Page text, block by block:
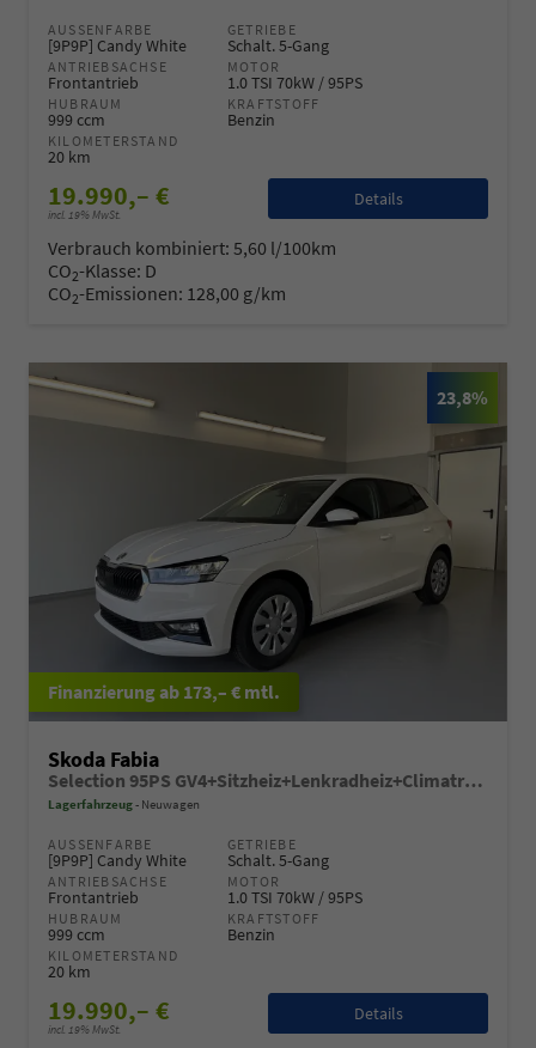
AUSSENFARBE
[9P9P] Candy White
GETRIEBE
Schalt. 5-Gang
ANTRIEBSACHSE
Frontantrieb
MOTOR
1.0 TSI 70kW / 95PS
HUBRAUM
999 ccm
KRAFTSTOFF
Benzin
KILOMETERSTAND
20 km
19.990,– €
incl. 19% MwSt.
Details
Verbrauch kombiniert: 5,60 l/100km
CO2-Klasse: D
CO2-Emissionen: 128,00 g/km
23,8%
ab 173,– € mtl.
Skoda Fabia
Selection 95PS GV4+Sitzheiz+Lenkradheiz+Climatronic+Sunset+AppConnect+PDC
Lagerfahrzeug Neuwagen
AUSSENFARBE
[9P9P] Candy White
GETRIEBE
Schalt. 5-Gang
ANTRIEBSACHSE
Frontantrieb
MOTOR
1.0 TSI 70kW / 95PS
HUBRAUM
999 ccm
KRAFTSTOFF
Benzin
KILOMETERSTAND
20 km
19.990,– €
incl. 19% MwSt.
Details